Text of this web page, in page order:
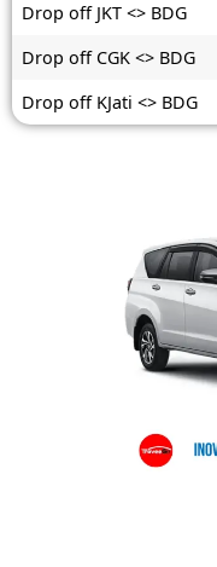
Drop off JKT <> BDG
Drop off CGK <> BDG
Drop off KJati <> BDG